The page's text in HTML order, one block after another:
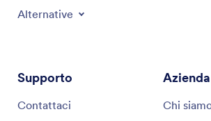
Alternative
Supporto
Contattaci
Azienda
Chi